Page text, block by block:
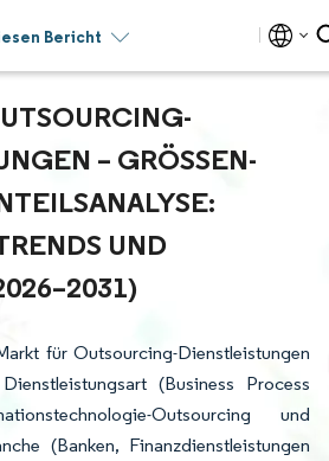
Bericht
– GRÖSSEN- U
W
UND P
für Outsourcing-Dienstleistungen
(Business Process
Outsourcing und
(Banken, Finanzdienstleistungen